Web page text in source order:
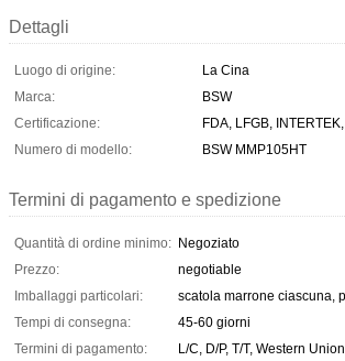
Dettagli
Luogo di origine:
La Cina
Marca:
BSW
Certificazione:
FDA, LFGB,
Numero di modello:
BSW MMP105HT
Termini di pagamento e spedizione
Quantità di ordine minimo: Negoziato
Prezzo:
negotiable
Imballaggi particolari:
scatola marrone ciascuna,
Tempi di consegna:
45-60 giorni
Termini di pagamento:
L/C, D/P, T/T, Western Union